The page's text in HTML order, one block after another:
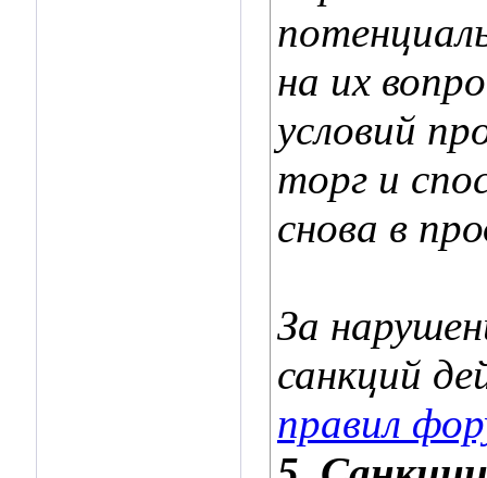
на их
условий
торг и
снова в
За
санкций
правил